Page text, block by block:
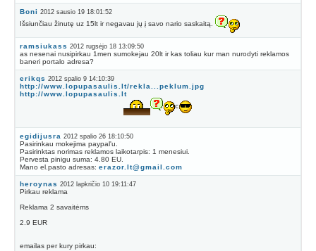
Boni 2012 sausio 19 18:01:52
Išsiunčiau žinutę uz 15lt ir negavau jų į savo nario saskaitą.
ramsiukass 2012 rugsėjo 18 13:09:50
as nesenai nusipirkau 1men sumokejau 20lt ir kas toliau kur man nurodyti reklamos
baneri portalo adresa?
erikqs 2012 spalio 9 14:10:39
http://www.lopupasaulis.lt/rekla...peklum.jpg
http://www.lopupasaulis.lt
c
egidijusra 2012 spalio 26 18:10:50
Pasirinkau mokejima paypal'u.
Pasirinktas norimas reklamos laikotarpis: 1 menesiui.
Pervesta pinigu suma: 4.80 EU.
Mano el.pasto adresas: erazor.lt@gmail.com
heroynas 2012 lapkričio 10 19:11:47
Pirkau reklama
Reklama 2 savaitėms
2.9 EUR
emailas per kury pirkau: